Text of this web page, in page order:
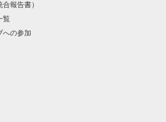
報告書）
覧
への参加